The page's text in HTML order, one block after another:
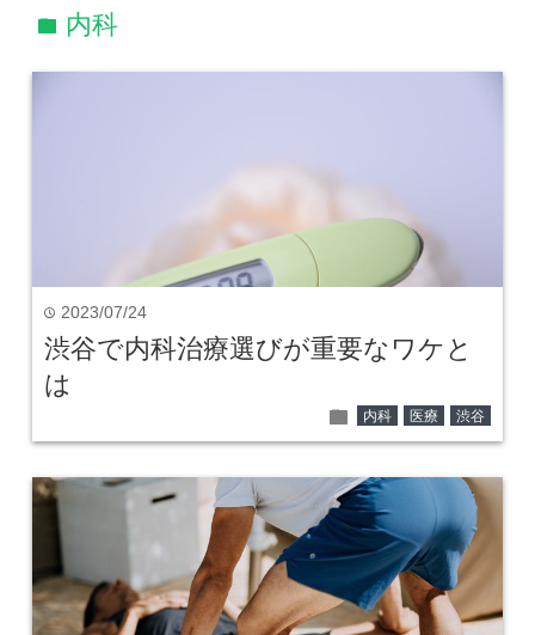
folder 内科
time 2023/07/24
渋谷で内科治療選びが重要なワケと
は
folder 内科 医療 渋谷